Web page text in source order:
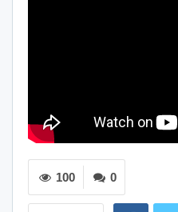
0
100